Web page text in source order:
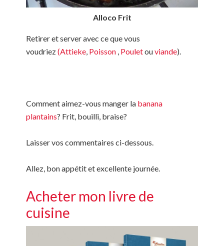
Alloco Frit
Retirer et server avec ce que vous
voudriez(Attieke, Poisson , Pouletouviande).
Comment aimez-vous manger la banana
plantains? Frit, bouilli, braise?
Laisser vos commentaires ci-dessous.
Allez, bon appétit et excellente journée.
Acheter mon livre de
cuisine